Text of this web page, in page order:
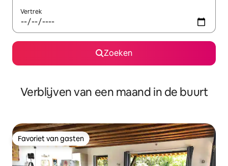
Vertrek
Zoeken
Verblijven van een maand in de buurt
Favoriet van gasten
Favoriet van gasten